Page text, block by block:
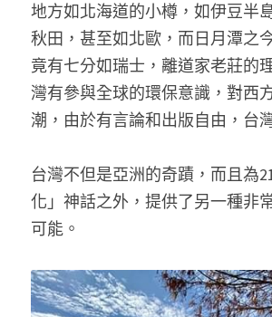
地方如北海道的小樽，如伊豆半
秋田，甚至如北歐，而日月潭之
竟有七分如瑞士，離道家老莊的
灣有參與全球的環保意識，對西
潮，由於有言論和出版自由，台
台灣不但是亞洲的奇蹟，而且為
化」神話之外，提供了另一種非
可能。